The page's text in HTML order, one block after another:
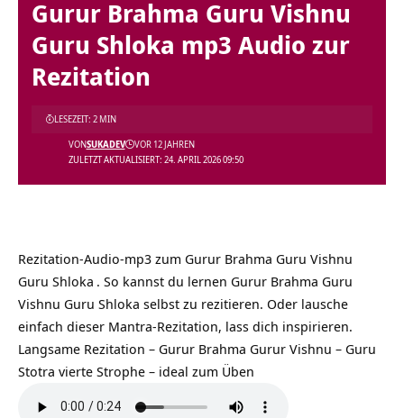
Gurur Brahma Guru Vishnu
Guru Shloka mp3 Audio zur
Rezitation
ZULETZT AKTUALISIERT: 24. APRIL 2026 09:50
VONSUKADEV VOR 12 JAHREN
LESEZEIT: 2 MIN
Rezitation-Audio-mp3 zum Gurur Brahma Guru Vishnu
Guru Shloka . So kannst du lernen Gurur Brahma Guru
Vishnu Guru Shloka selbst zu rezitieren. Oder lausche
einfach dieser Mantra-Rezitation, lass dich inspirieren.
Langsame Rezitation – Gurur Brahma Gurur Vishnu – Guru
Stotra vierte Strophe – ideal zum Üben